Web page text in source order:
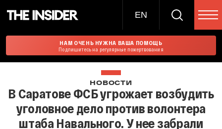
EN
НАМ ОЧЕНЬ НУЖНА ВАША ПОМОЩЬ
Подпишитесь на регулярные пожертвования
НОВОСТИ
В Саратове ФСБ угрожает возбудить
уголовное дело против волонтера
штаба Навального. У нее забрали